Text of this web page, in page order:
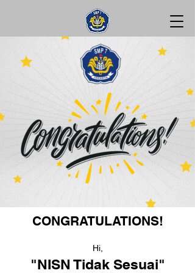
CONGRATULATIONS!
Hi,
"NISN Tidak Sesuai"